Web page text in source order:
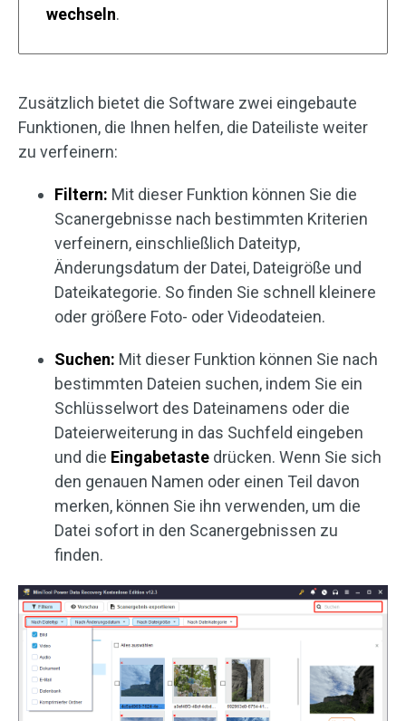
wechseln.
Zusätzlich bietet die Software zwei eingebaute
Funktionen, die Ihnen helfen, die Dateiliste weiter
zu verfeinern:
Filtern: Mit dieser Funktion können Sie die
Scanergebnisse nach bestimmten Kriterien
verfeinern, einschließlich Dateityp,
Änderungsdatum der Datei, Dateigröße und
Dateikategorie. So finden Sie schnell kleinere
oder größere Foto- oder Videodateien.
Suchen: Mit dieser Funktion können Sie nach
bestimmten Dateien suchen, indem Sie ein
Schlüsselwort des Dateinamens oder die
Dateierweiterung in das Suchfeld eingeben
und die Eingabetaste drücken. Wenn Sie sich
den genauen Namen oder einen Teil davon
merken, können Sie ihn verwenden, um die
Datei sofort in den Scanergebnissen zu
finden.